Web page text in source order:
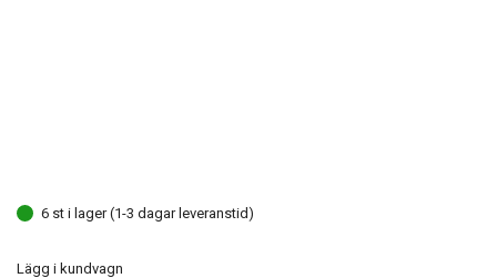
6 st i lager (1-3 dagar leveranstid)
Lägg i kundvagn